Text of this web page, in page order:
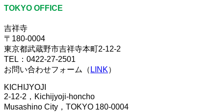
TOKYO OFFICE
吉祥寺
〒180-0004
東京都武蔵野市吉祥寺本町2-12-2
TEL：0422-27-2501
お問い合わせフォーム（ LINK）
KICHIJYOJI
2-12-2，Kichijyoji-honcho
Musashino City，TOKYO 180-0004